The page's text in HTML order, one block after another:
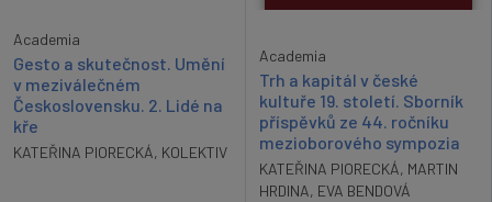
Academia
Gesto a skutečnost. Umění
v meziválečném
Československu. 2. Lidé na
kře
KATEŘINA PIORECKÁ, KOLEKTIV
Academia
Trh a kapitál v české
kultuře 19. století. Sborník
příspěvků ze 44. ročníku
mezioborového sympozia
KATEŘINA PIORECKÁ, MARTIN
HRDINA, EVA BENDOVÁ